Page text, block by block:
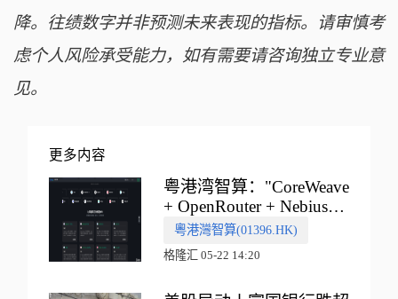
降。往绩数字并非预测未来表现的指标。请审慎考
虑个人风险承受能力，如有需要请咨询独立专业意
见。
更多内容
粤港湾智算："CoreWeave
+ OpenRouter + Nebius"
多向融合的中国智算新范
式
粵港灣智算(01396.HK)
格隆汇 05-22 14:20